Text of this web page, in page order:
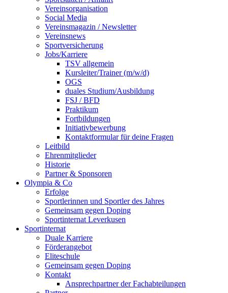
Vereinsorganisation
Social Media
Vereinsmagazin / Newsletter
Vereinsnews
Sportversicherung
Jobs/Karriere
TSV allgemein
Kursleiter/Trainer (m/w/d)
OGS
duales Studium/Ausbildung
FSJ / BFD
Praktikum
Fortbildungen
Initiativbewerbung
Kontaktformular für deine Fragen
Leitbild
Ehrenmitglieder
Historie
Partner & Sponsoren
Olympia & Co
Erfolge
Sportlerinnen und Sportler des Jahres
Gemeinsam gegen Doping
Sportinternat Leverkusen
Sportinternat
Duale Karriere
Förderangebot
Eliteschule
Gemeinsam gegen Doping
Kontakt
Ansprechpartner der Fachabteilungen